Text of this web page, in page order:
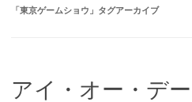
「東京ゲームショウ 」タグアーカイブ
アイ・オー・デ